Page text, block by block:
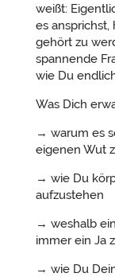
weißt:
es ansprichst,
gehört zu
spannende
wie Du
Was Dich
→ warum es
eigenen Wut
→ wie Du
aufzustehen
→ weshalb
immer ein Ja
→ wie Du